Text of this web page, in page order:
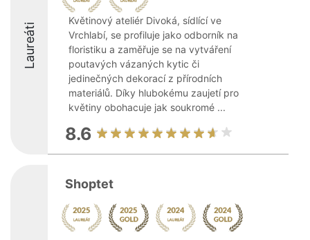
Laureáti
Květinový ateliér Divoká, sídlící ve
Vrchlabí, se profiluje jako odborník na
floristiku a zaměřuje se na vytváření
poutavých vázaných kytic či
jedinečných dekorací z přírodních
materiálů. Díky hlubokému zaujetí pro
květiny obohacuje jak soukromé ...
8.6
Shoptet